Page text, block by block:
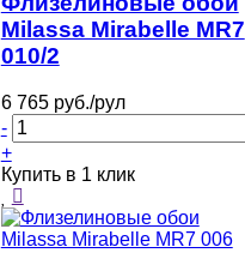
Milassa Mirabelle MR7
010/2
6 765 руб./рул
-
+
Купить в 1 клик